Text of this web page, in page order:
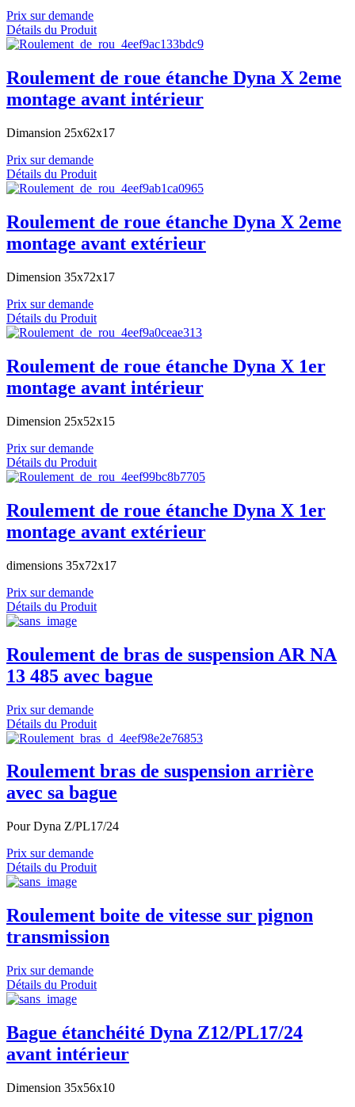
Prix sur demande
Détails du Produit
Roulement de roue étanche Dyna X 2eme
montage avant intérieur
Dimansion 25x62x17
Prix sur demande
Détails du Produit
Roulement de roue étanche Dyna X 2eme
montage avant extérieur
Dimension 35x72x17
Prix sur demande
Détails du Produit
Roulement de roue étanche Dyna X 1er
montage avant intérieur
Dimension 25x52x15
Prix sur demande
Détails du Produit
Roulement de roue étanche Dyna X 1er
montage avant extérieur
dimensions 35x72x17
Prix sur demande
Détails du Produit
Roulement de bras de suspension AR NA
13 485 avec bague
Prix sur demande
Détails du Produit
Roulement bras de suspension arrière
avec sa bague
Pour Dyna Z/PL17/24
Prix sur demande
Détails du Produit
Roulement boite de vitesse sur pignon
transmission
Prix sur demande
Détails du Produit
Bague étanchéité Dyna Z12/PL17/24
avant intérieur
Dimension 35x56x10